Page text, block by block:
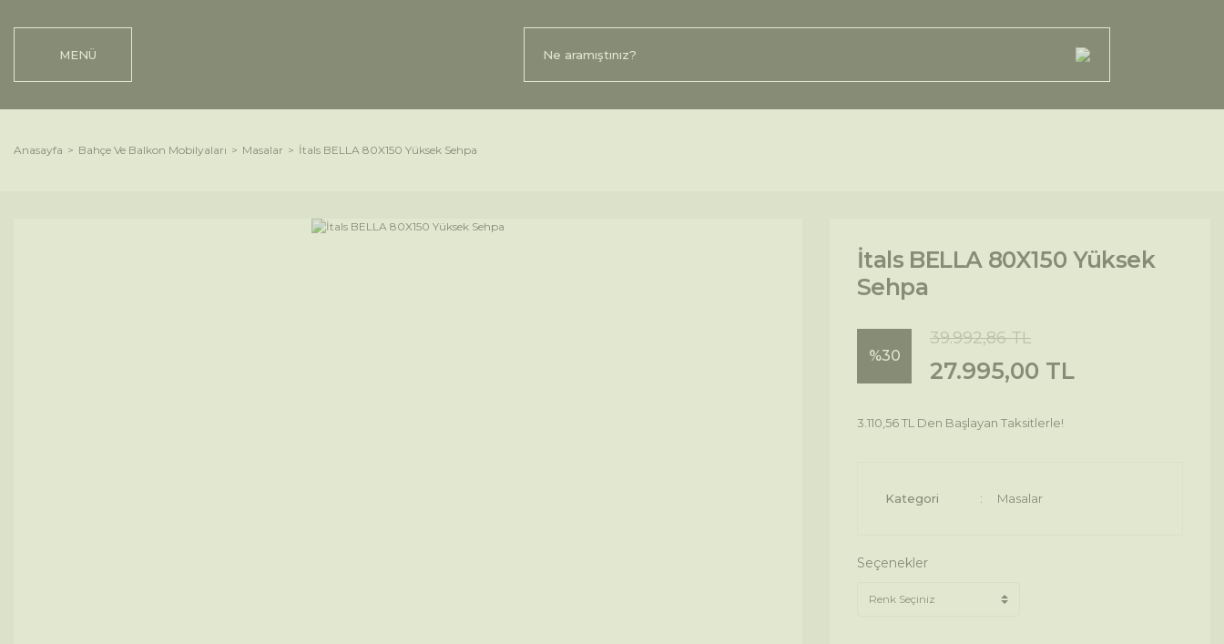
MENÜ
Anasayfa Bahçe Ve Balkon Mobilyaları Masalar İtals BELLA 80X150 Yüksek Sehpa
İtals BELLA 80X150 Yüksek
Sehpa
%30
39.992,86 TL
27.995,00 TL
3.110,56 TL Den Başlayan Taksitlerle!
Kategori Masalar
Seçenekler